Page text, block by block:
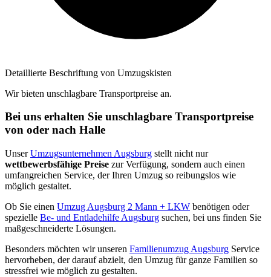
Detaillierte Beschriftung von Umzugskisten
Wir bieten unschlagbare Transportpreise an.
Bei uns erhalten Sie unschlagbare Transportpreise
von oder nach Halle
UnserUmzugsunternehmen Augsburg stellt nicht nur
wettbewerbsfähige Preise zur Verfügung, sondern auch einen
umfangreichen Service, der Ihren Umzug so reibungslos wie
möglich gestaltet.
Ob Sie einen Umzug Augsburg 2 Mann + LKW benötigen oder
spezielle Be- und Entladehilfe Augsburg suchen, bei uns finden Sie
maßgeschneiderte Lösungen.
Besonders möchten wir unseren Familienumzug Augsburg Service
hervorheben, der darauf abzielt, den Umzug für ganze Familien so
stressfrei wie möglich zu gestalten.